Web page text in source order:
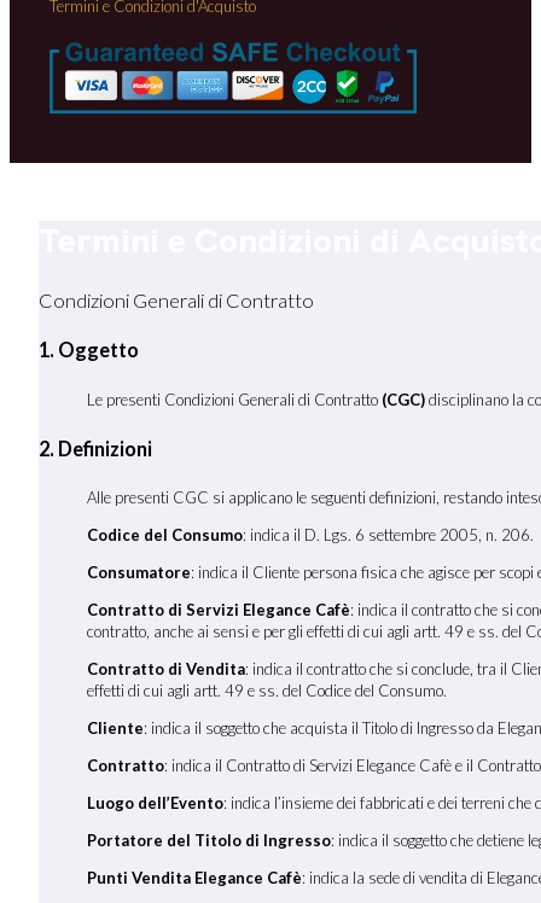
Termini e Condizioni d'Acquisto
Condizioni Generali di Contratto
1. Oggetto
Le presenti Condizioni Generali di Contratto (CGC)disciplinano la
2. Definizioni
Alle presenti CGC si applicano le seguenti definizioni, restando
Codice del Consumo: indica il D. Lgs. 6 settembre 2005, n. 206.
Consumatore: indica il Cliente persona fisica che agisce per
Contratto di Servizi Elegance Cafè: indica il contratto che si
contratto, anche ai sensi e per gli effetti di cui agli artt. 49 e ss. del
Contratto di Vendita: indica il contratto che si conclude, tra il
effetti di cui agli artt. 49 e ss. del Codice del Consumo.
Cliente: indica il soggetto che acquista il Titolo di Ingresso da
Contratto: indica il Contratto di Servizi Elegance Cafè e il
Luogo dell’Evento: indica l’insieme dei fabbricati e dei terreni
Portatore del Titolo di Ingresso: indica il soggetto che detiene
Punti Vendita Elegance Cafè: indica la sede di vendita di